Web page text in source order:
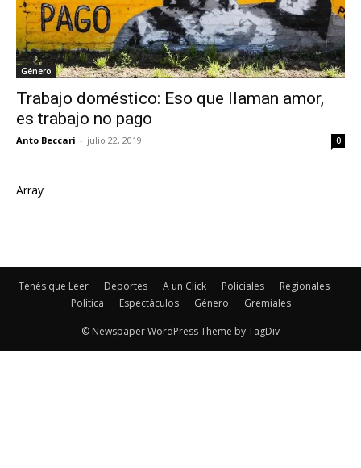
Género
Trabajo doméstico: Eso que llaman amor,
es trabajo no pago
Anto Beccari - julio 22, 2019 0
Array
Tenés que Leer Deportes A un Click Policiales
Regionales
Política
Espectáculos Género Gremiales
© Newspaper WordPress Theme by TagDiv